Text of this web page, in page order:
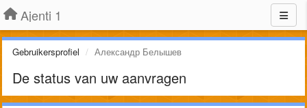
Ajenti 1
Gebruikersprofiel Александр Белышев
De status van uw aanvragen